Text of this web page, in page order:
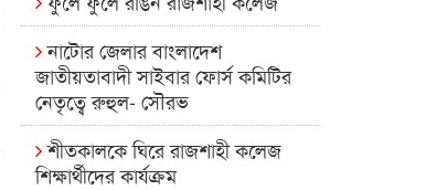
নাটোর জেলার বাংলাদেশ
জাতীয়তাবাদী সাইবার ফোর্স কমিটির
নেতৃত্বে রুহুল- সৌরভ
শীতকালকে ঘিরে রাজশাহী কলেজ
শিক্ষার্থীদের কার্যক্রম